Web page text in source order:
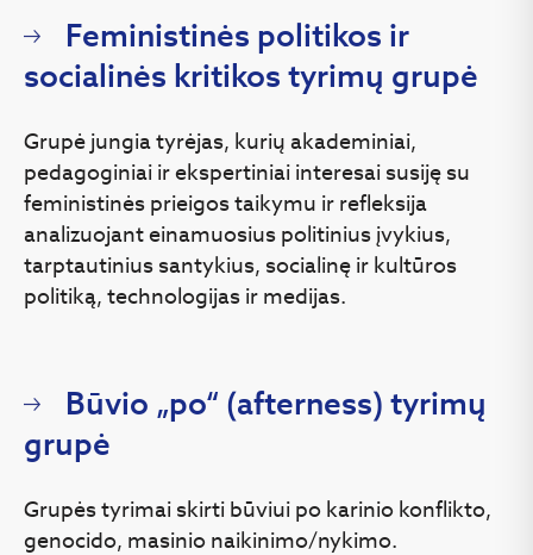
Feministinės politikos ir
socialinės kritikos tyrimų grupė
Grupė jungia tyrėjas, kurių akademiniai,
pedagoginiai ir ekspertiniai interesai susiję su
feministinės prieigos taikymu ir refleksija
analizuojant einamuosius politinius įvykius,
tarptautinius santykius, socialinę ir kultūros
politiką, technologijas ir medijas.
Būvio „po“ (afterness) tyrimų
grupė
Grupės tyrimai skirti būviui po karinio konflikto,
genocido, masinio naikinimo/nykimo.